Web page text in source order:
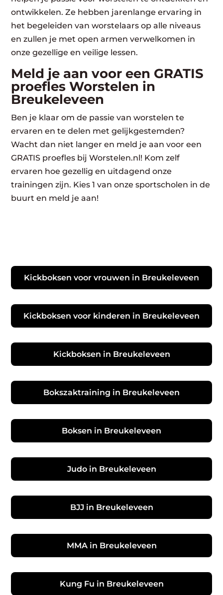
ontwikkelen. Ze hebben jarenlange ervaring in
het begeleiden van worstelaars op alle niveaus
en zullen je met open armen verwelkomen in
onze gezellige en veilige lessen.
Meld je aan voor een GRATIS
proefles Worstelen in
Breukeleveen
Ben je klaar om de passie van worstelen te
ervaren en te delen met gelijkgestemden?
Wacht dan niet langer en meld je aan voor een
GRATIS proefles bij Worstelen.nl! Kom zelf
ervaren hoe gezellig en uitdagend onze
trainingen zijn. Kies 1 van onze sportscholen in de
buurt en meld je aan!
Kickboksen voor vrouwen in Breukeleveen
Kickboksen voor kinderen in Breukeleveen
Kickboksen in Breukeleveen
Bokszaktraining in Breukeleveen
Boksen in Breukeleveen
Judo in Breukeleveen
BJJ in Breukeleveen
MMA in Breukeleveen
Kung Fu in Breukeleveen